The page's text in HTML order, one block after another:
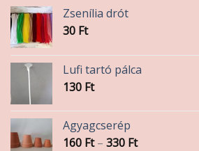
Zsenília drót
30 Ft
Lufi tartó pálca
130 Ft
Agyagcserép
160 Ft – 330 FtÁrtartomány: